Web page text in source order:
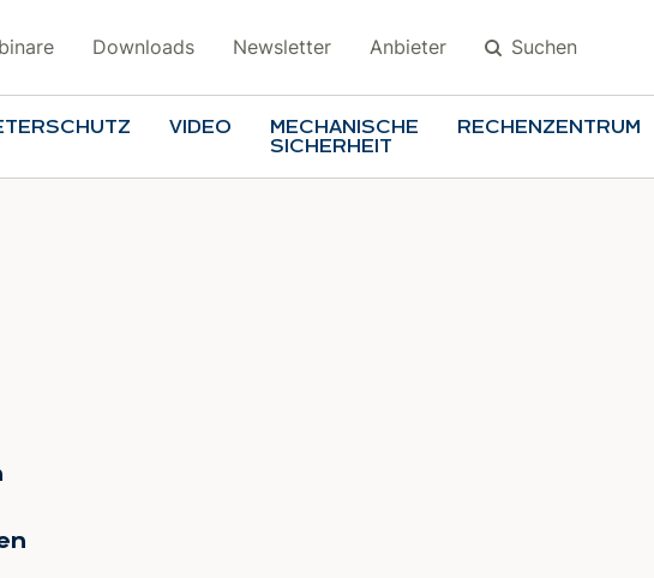
Downloads Newsletter Anbieter Suchen
VIDEO
MECHANISCHE
SICHERHEIT
RECHENZENTRUM